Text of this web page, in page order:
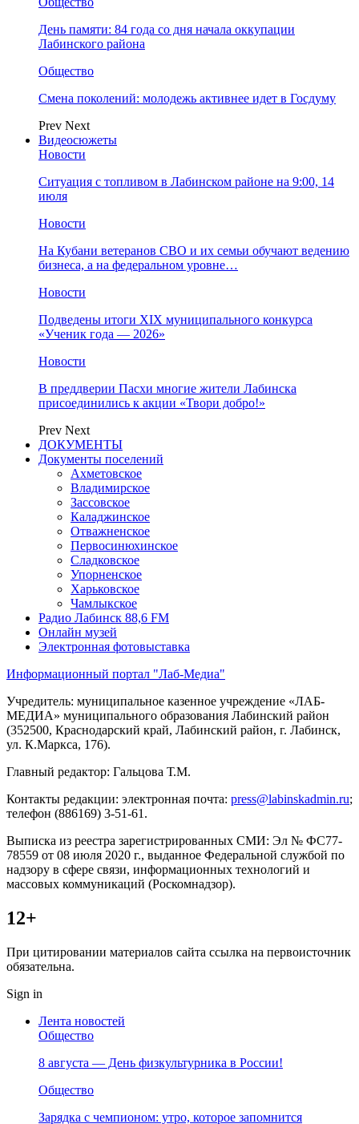
День памяти: 84 года со дня начала оккупации
Лабинского района
Общество
Смена поколений: молодежь активнее идет в Госдуму
Prev Next
Видеосюжеты
Новости
Ситуация с топливом в Лабинском районе на 9:00, 14
июля
Новости
На Кубани ветеранов СВО и их семьи обучают ведению
бизнеса, а на федеральном уровне…
Новости
Подведены итоги XIX муниципального конкурса
«Ученик года — 2026»
Новости
В преддверии Пасхи многие жители Лабинска
присоединились к акции «Твори добро!»
Prev Next
ДОКУМЕНТЫ
Документы поселений
Ахметовское
Владимирское
Зассовское
Каладжинское
Отважненское
Первосинюхинское
Сладковское
Упорненское
Харьковское
Чамлыкское
Радио Лабинск 88,6 FM
Онлайн музей
Электронная фотовыставка
Информационный портал "Лаб-Медиа"
Учредитель: муниципальное казенное учреждение «ЛАБ-
МЕДИА» муниципального образования Лабинский район
(352500, Краснодарский край, Лабинский район, г. Лабинск,
ул. К.Маркса, 176).
Главный редактор: Гальцова Т.М.
Контакты редакции: электронная почта: press@labinskadmin.ru;
телефон (886169) 3-51-61.
Выписка из реестра зарегистрированных СМИ: Эл № ФС77-
78559 от 08 июля 2020 г., выданное Федеральной службой по
надзору в сфере связи, информационных технологий и
массовых коммуникаций (Роскомнадзор).
12+
При цитировании материалов сайта ссылка на первоисточник
обязательна.
Sign in
Лента новостей
Общество
8 августа — День физкультурника в России!
Общество
Зарядка с чемпионом: утро, которое запомнится